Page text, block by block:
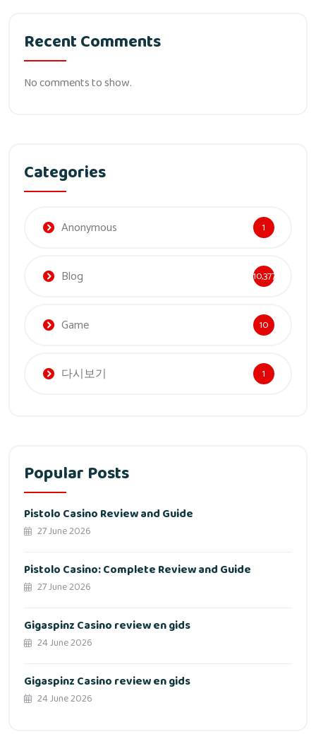
Recent Comments
No comments to show.
Categories
Anonymous 1
Blog 10,377
Game 10
다시보기 1
Popular Posts
Pistolo Casino Review and Guide
27 June 2026
Pistolo Casino: Complete Review and Guide
27 June 2026
Gigaspinz Casino review en gids
24 June 2026
Gigaspinz Casino review en gids
24 June 2026